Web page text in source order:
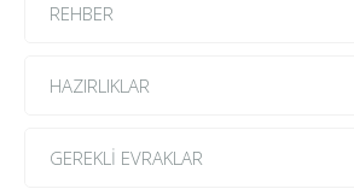
REHBER
HAZIRLIKLAR
GEREKLİ EVRAKLAR